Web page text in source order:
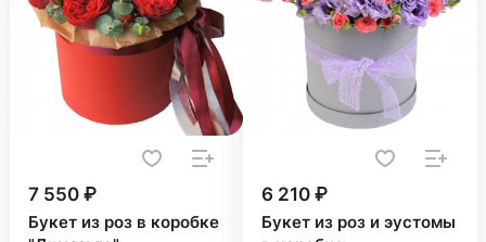
7 550 ₽
Букет из роз в коробке
6 210 ₽
Букет из роз и эустомы